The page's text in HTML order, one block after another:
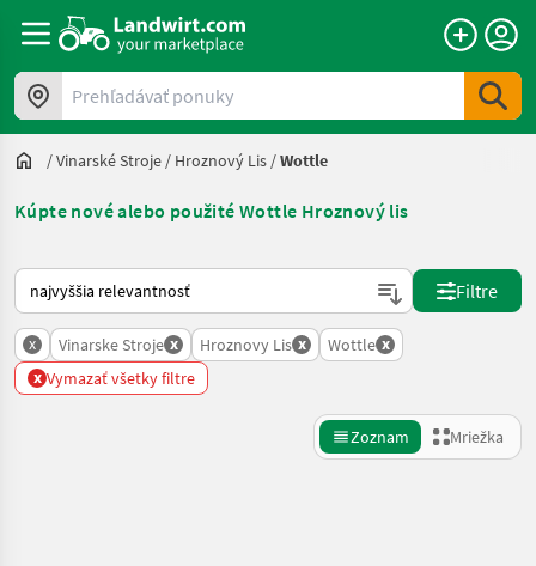
Prehľadávať ponuky
/Vinarské Stroje / Hroznový Lis /Wottle
Kúpte nové alebo použité Wottle Hroznový lis
Takto sa vykonáva triedenie na Landwirt.com
Filtre
x Vinarske Stroje x Hroznovy Lis x Wottle x
x Vymazať všetky filtre
Zoznam Mriežka